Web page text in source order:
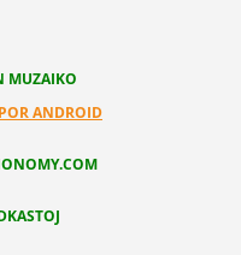
MUZAIKO
ANDROID